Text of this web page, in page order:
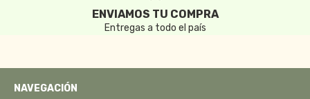
ENVIAMOS TU COMPRA
Entregas a todo el país
NAVEGACIÓN